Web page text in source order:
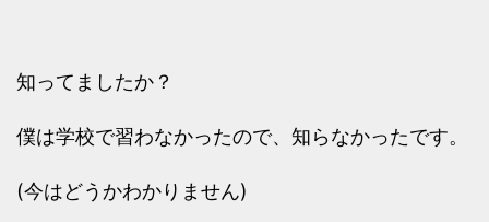
知ってましたか？
僕は学校で習わなかったので、知らなかったです。
(今はどうかわかりません)